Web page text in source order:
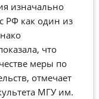
изначально
РФ как один из
что
меры по
отмечает
МГУ им.